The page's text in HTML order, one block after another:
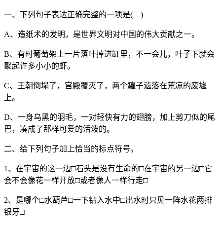
一、下列句子表达正确完整的一项是( )
A、造纸术的发明，是世界文明对中国的伟大贡献之一。
B、有时葡萄架上一片落叶掉进缸里，不一会儿，叶子下就会
聚起许多小小的虾。
C、王朝倒塌了，宫殿覆灭了，两个罐子遗落在荒凉的废墟
上。
D、一身乌黑的羽毛，一对轻快有力的翅膀，加上剪刀似的尾
巴，凑成了那样可爱的活泼的。
二、给下列句子加上恰当的标点符号。
1、在宇宙的这一边□石头是没有生命的□在宇宙的另一边□它
会不会像花一样开放□或者像人一样行走□
2、是哪个□水葫芦□一下钻入水中□出水时只见一阵水花两排
银牙□